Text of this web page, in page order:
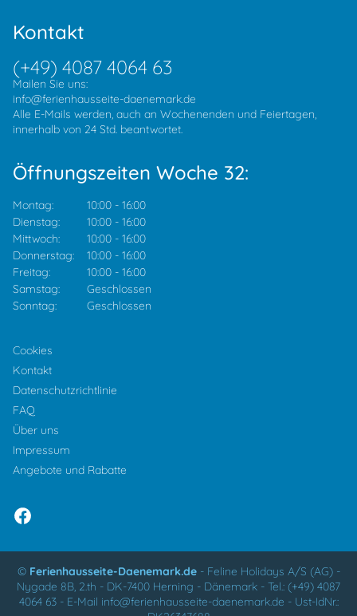
Kontakt
(+49) 4087 4064 63
Mailen Sie uns:
info@ferienhausseite-daenemark.de
Alle E-Mails werden, auch an Wochenenden und Feiertagen,
innerhalb von 24 Std. beantwortet.
Öffnungszeiten Woche 32:
Montag: 10:00 - 16:00
Dienstag:
10:00 - 16:00
Mittwoch:
10:00 - 16:00
Donnerstag:
10:00 - 16:00
Freitag:
10:00 - 16:00
Samstag:
Geschlossen
Sonntag:
Geschlossen
Cookies
Kontakt
Datenschutzrichtlinie
FAQ
Über uns
Impressum
Angebote und Rabatte
© Ferienhausseite-Daenemark.de- Feline Holidays A/S (AG)-
Nygade 8B, 2.th - DK-7400 Herning - Dänemark - Tel.: (+49) 4087
4064 63- E-Mail info@ferienhausseite-daenemark.de - Ust-IdNr.: